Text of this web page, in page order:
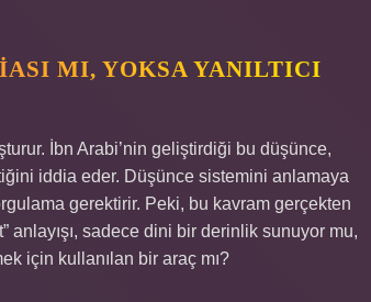
MI, YOKSA YANILTICI
İbn Arabi’nin geliştirdiği bu düşünce,
iddia eder. Düşünce sistemini anlamaya
gerektirir. Peki, bu kavram gerçekten
anlayışı, sadece dini bir derinlik sunuyor mu,
için kullanılan bir araç mı?